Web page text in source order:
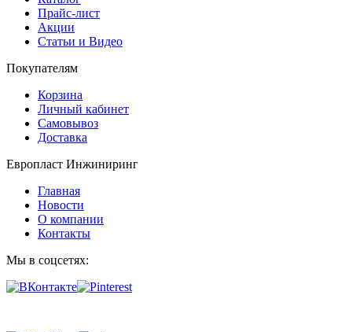
Прайс-лист
Акции
Статьи и Видео
Покупателям
Корзина
Личный кабинет
Самовывоз
Доставка
Европласт Инжиниринг
Главная
Новости
О компании
Контакты
Мы в соцсетях: